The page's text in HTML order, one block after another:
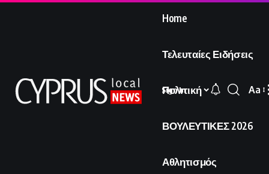
Home
Τελευταίες Ειδήσεις
Πολιτική
ΒΟΥΛΕΥΤΙΚΕΣ 2026
Αθλητισμός
Sign In
Font
Aa